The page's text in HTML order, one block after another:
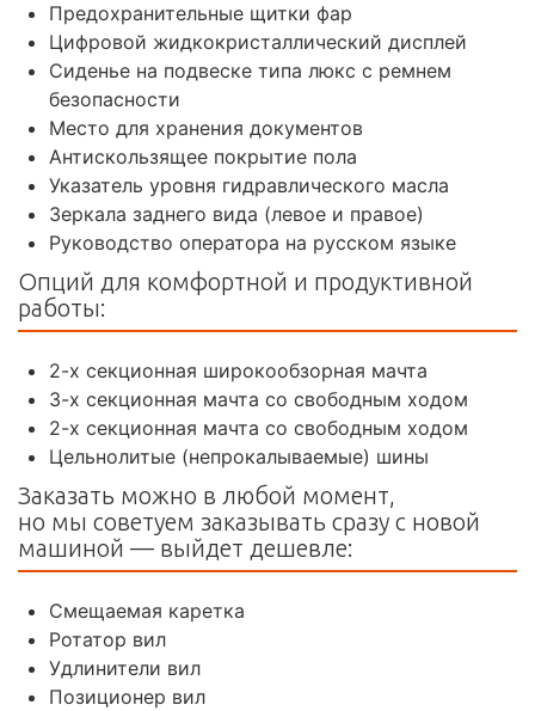
Предохранительные щитки фар
Цифровой жидкокристаллический дисплей
Сиденье на подвеске типа люкс с ремнем
безопасности
Место для хранения документов
Антискользящее покрытие пола
Указатель уровня гидравлического масла
Зеркала заднего вида (левое и правое)
Руководство оператора на русском языке
Опций для комфортной и продуктивной
работы:
2-х секционная широкообзорная мачта
3-х секционная мачта со свободным ходом
2-х секционная мачта со свободным ходом
Цельнолитые (непрокалываемые) шины
Заказать можно в любой момент,
но мы советуем заказывать сразу с новой
машиной — выйдет дешевле:
Смещаемая каретка
Ротатор вил
Удлинители вил
Позиционер вил